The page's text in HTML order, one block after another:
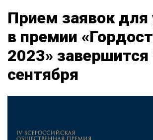
Прием заявок для
в премии
2023» завершится
сентября